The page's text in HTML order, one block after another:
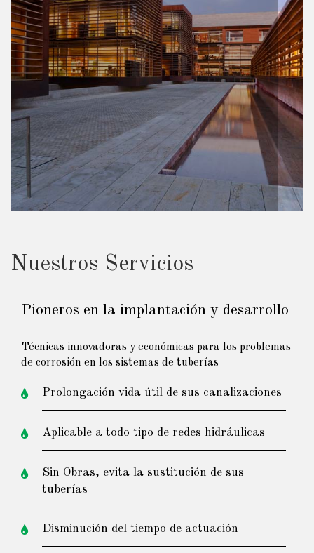
Nuestros Servicios
Pioneros en la implantación y desarrollo
Técnicas innovadoras y económicas para los problemas
de corrosión en los sistemas de tuberías
Prolongación vida útil de sus canalizaciones
Aplicable a todo tipo de redes hidráulicas
Sin Obras, evita la sustitución de sus
tuberías
Disminución del tiempo de actuación